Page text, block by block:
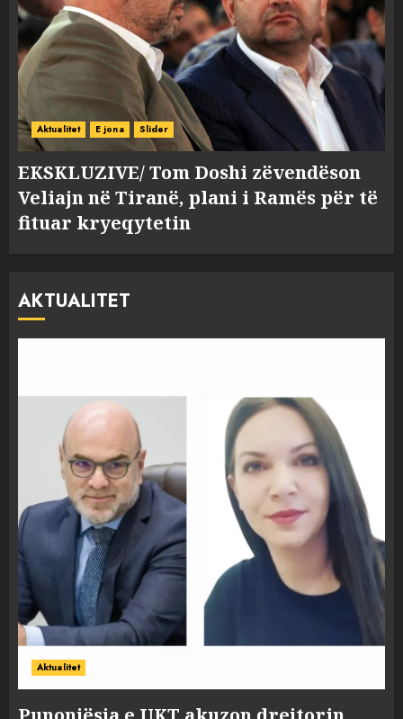
Aktualitet E jona Slider
EKSKLUZIVE/ Tom Doshi zëvendëson
Veliajn në Tiranë, plani i Ramës për të
fituar kryeqytetin
AKTUALITET
Aktualitet